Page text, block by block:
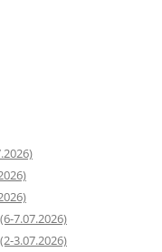
7.07.2026)
3.07.2026)